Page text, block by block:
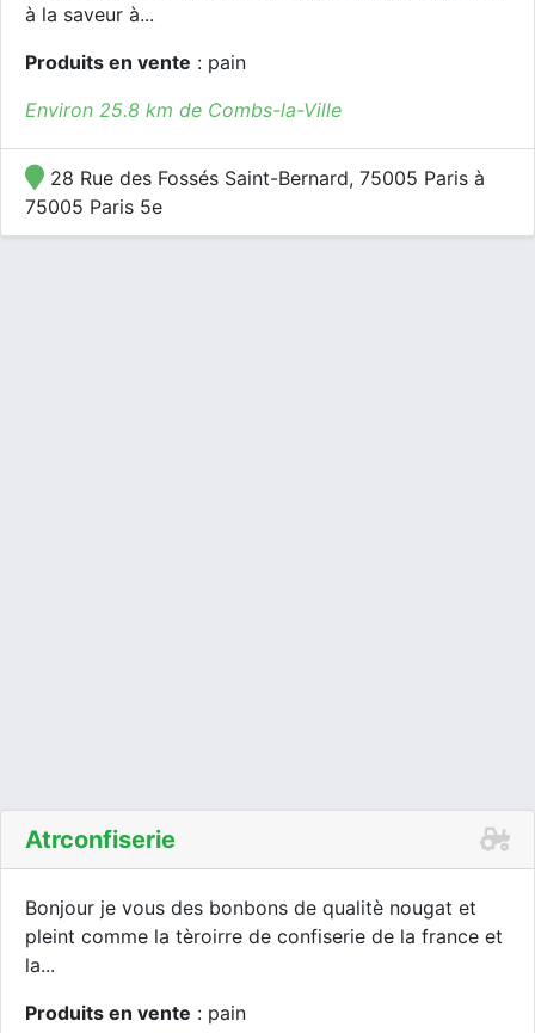
à la saveur à...
Produits en vente : pain
Environ 25.8 km de Combs-la-Ville
28 Rue des Fossés Saint-Bernard, 75005 Paris à
75005 Paris 5e
Atrconfiserie
Bonjour je vous des bonbons de qualitè nougat et
pleint comme la tèroirre de confiserie de la france et
la...
Produits en vente : pain